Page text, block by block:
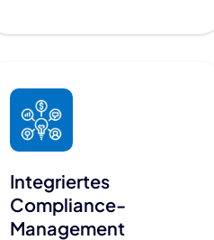
Integriertes
Compliance-
Management